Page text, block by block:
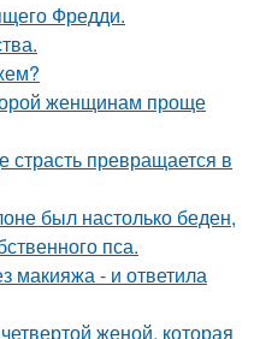
Фредди.
женщинам проще
страсть превращается в
был настолько беден,
пса.
макияжа - и ответила
женой, которая